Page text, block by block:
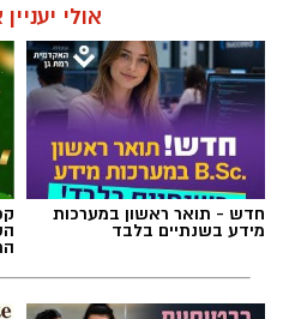
נעצר חשוד באיומים על
משטרת רמת גן-בני ברק
תגים:איציק בונצל, יואב
אולי
חדש - תואר ראשון במערכות
מידע בשנתיים בלבד